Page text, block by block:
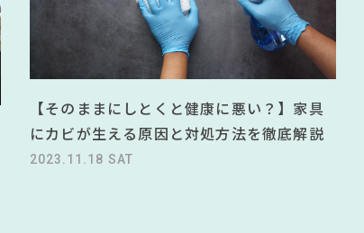
【そのままにしとくと健康に悪い？】家具
にカビが生える原因と対処方法を徹底解説
2023.11.18 SAT